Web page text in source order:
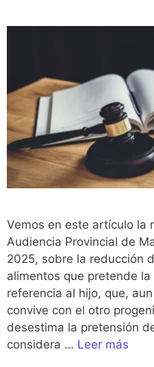
Vemos en este artículo la
Audiencia Provincial de
2025, sobre la reducción
alimentos que pretende
referencia al hijo, que,
convive con el otro
desestima la pretensión
considera … Leer más